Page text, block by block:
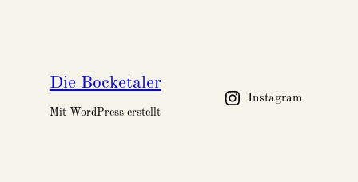
Die Bocketaler
Mit WordPress erstellt
Instagram